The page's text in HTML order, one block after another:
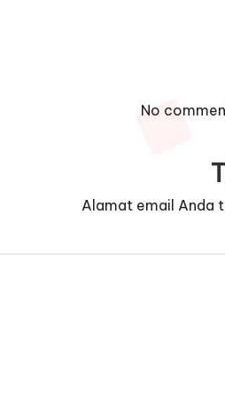
No
Alamat email Anda